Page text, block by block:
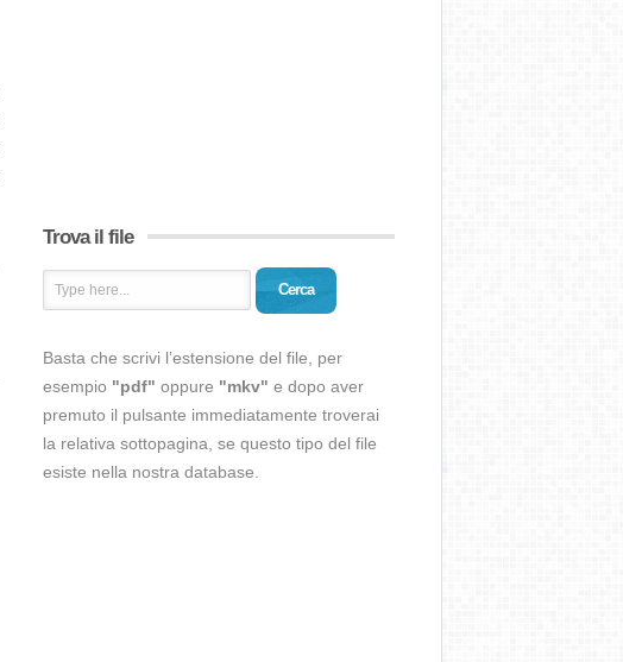
Trova il file
Cerca
Basta che scrivi l’estensione del file, per
esempio "pdf" oppure "mkv" e dopo aver
premuto il pulsante immediatamente troverai
la relativa sottopagina, se questo tipo del file
esiste nella nostra database.